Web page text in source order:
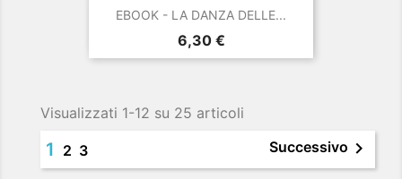
EBOOK - LA DANZA DELLE...
Prezzo
6,30 €
Visualizzati 1-12 su 25 articoli
1 2 3 Successivo 